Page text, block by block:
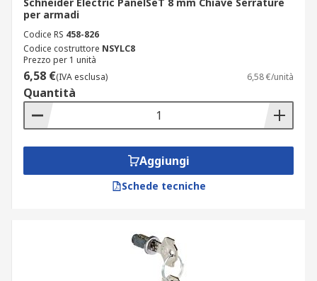
per armadi
Codice RS 458-826
Codice costruttore NSYLC8
Prezzo per 1 unità
6,58 €(IVA esclusa) 6,58 €/unità
Quantità
Aggiungi
Schede tecniche